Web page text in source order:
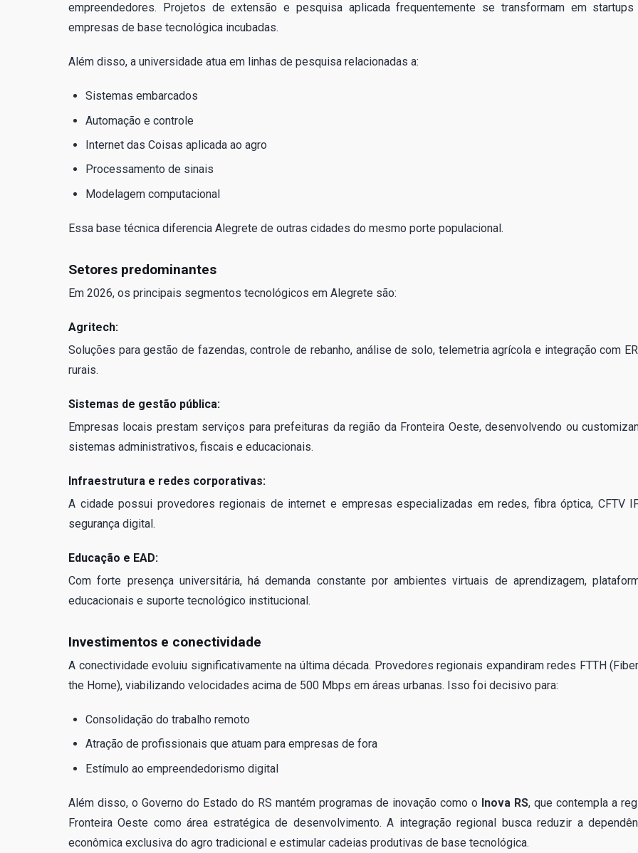
empreendedores. Projetos de extensão e pesquisa aplicada frequentemente se transformam em startups
empresas de base tecnológica incubadas.
Além disso, a universidade atua em linhas de pesquisa relacionadas a:
Sistemas embarcados
Automação e controle
Internet das Coisas aplicada ao agro
Processamento de sinais
Modelagem computacional
Essa base técnica diferencia Alegrete de outras cidades do mesmo porte populacional.
Setores predominantes
Em 2026, os principais segmentos tecnológicos em Alegrete são:
Agritech:
Soluções para gestão de fazendas, controle de rebanho, análise de solo, telemetria agrícola e integração com
rurais.
Sistemas de gestão pública:
Empresas locais prestam serviços para prefeituras da região da Fronteira Oeste, desenvolvendo ou
sistemas administrativos, fiscais e educacionais.
Infraestrutura e redes corporativas:
A cidade possui provedores regionais de internet e empresas especializadas em redes, fibra óptica, CFTV
segurança digital.
Educação e EAD:
Com forte presença universitária, há demanda constante por ambientes virtuais de aprendizagem,
educacionais e suporte tecnológico institucional.
Investimentos e conectividade
A conectividade evoluiu significativamente na última década. Provedores regionais expandiram redes FTTH
the Home), viabilizando velocidades acima de 500 Mbps em áreas urbanas. Isso foi decisivo para:
Consolidação do trabalho remoto
Atração de profissionais que atuam para empresas de fora
Estímulo ao empreendedorismo digital
Além disso, o Governo do Estado do RS mantém programas de inovação como o Inova RS, que contempla a
Fronteira Oeste como área estratégica de desenvolvimento. A integração regional busca reduzir a
econômica exclusiva do agro tradicional e estimular cadeias produtivas de base tecnológica.